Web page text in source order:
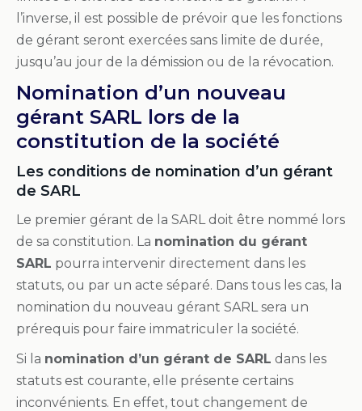
l’inverse, il est possible de prévoir que les fonctions
de gérant seront exercées sans limite de durée,
jusqu’au jour de la démission ou de la révocation.
Nomination d’un nouveau
gérant SARL lors de la
constitution de la société
Les conditions de nomination d’un gérant
de SARL
Le premier gérant de la SARL doit être nommé lors
de sa constitution. La nomination du gérant
SARL pourra intervenir directement dans les
statuts, ou par un acte séparé. Dans tous les cas, la
nomination du nouveau gérant SARL sera un
prérequis pour faire immatriculer la société.
Si la nomination d’un gérant de SARL dans les
statuts est courante, elle présente certains
inconvénients. En effet, tout changement de